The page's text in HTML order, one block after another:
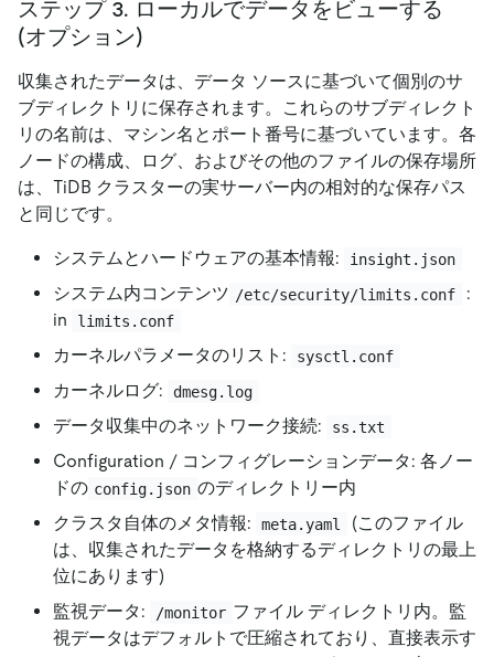
ステップ 3. ローカルでデータをビューする
(オプション)
収集されたデータは、データ ソースに基づいて個別のサ
ブディレクトリに保存されます。これらのサブディレクト
リの名前は、マシン名とポート番号に基づいています。各
ノードの構成、ログ、およびその他のファイルの保存場所
は、TiDB クラスターの実サーバー内の相対的な保存パス
と同じです。
システムとハードウェアの基本情報: insight.json
システム内コンテンツ /etc/security/limits.conf
:
in
limits.conf
カーネルパラメータのリスト: sysctl.conf
カーネルログ: dmesg.log
データ収集中のネットワーク接続: ss.txt
Configuration / コンフィグレーションデータ: 各ノー
ドの config.json のディレクトリー内
クラスタ自体のメタ情報:
meta.yaml
(このファイル
は、収集されたデータを格納するディレクトリの最上
位にあります)
監視データ:
/monitor ファイル ディレクトリ内。監
視データはデフォルトで圧縮されており、直接表示す